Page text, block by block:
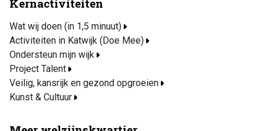
Kernactiviteiten
Wat wij doen (in 1,5 minuut)
Activiteiten in Katwijk (Doe Mee)
Ondersteun mijn wijk
Project Talent
Veilig, kansrijk en gezond opgroeien
Kunst & Cultuur